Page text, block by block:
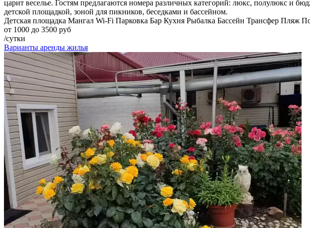
царит веселье. Гостям предлагаются номера различных категорий: люкс, полулюкс и
детской площадкой, зоной для пикников, беседками и бассейном.
Детская площадка Мангал Wi-Fi Парковка Бар Кухня Рыбалка Бассейн Трансфер Пляж
от 1000 до 3500 руб
/сутки
Варианты аренды жилья